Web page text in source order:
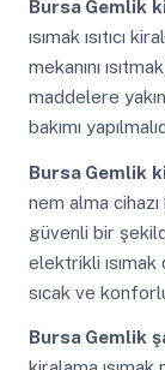
Bursa Gemlik
ısımak ısıtıcı
mekanını
maddelere
bakımı
Bursa Gemlik
nem alma cihazı
güvenli bir
elektrikli ısımak
sıcak ve
Bursa Gemlik